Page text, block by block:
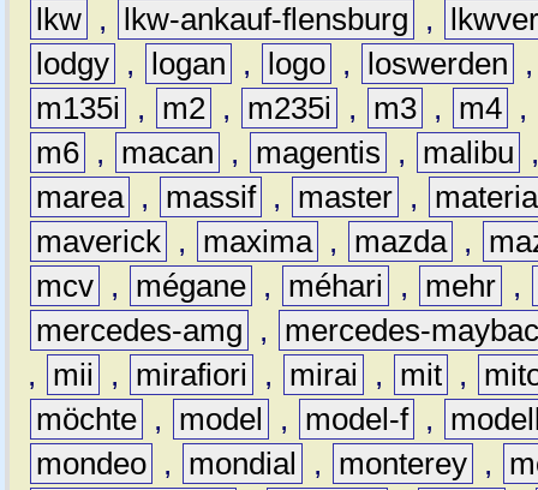
lkw , lkw-ankauf-flensburg ,
lodgy , logan , logo , loswerden
m135i
, m2 , m235i , m3 , m4 ,
m6 , macan , magentis , malibu
marea , massif , master ,
materia
maverick , maxima , mazda ,
mcv , mégane , méhari , mehr ,
mercedes-amg
,
mercedes-
,
mii , mirafiori , mirai , mit ,
möchte , model , model-f ,
mondeo , mondial , monterey ,